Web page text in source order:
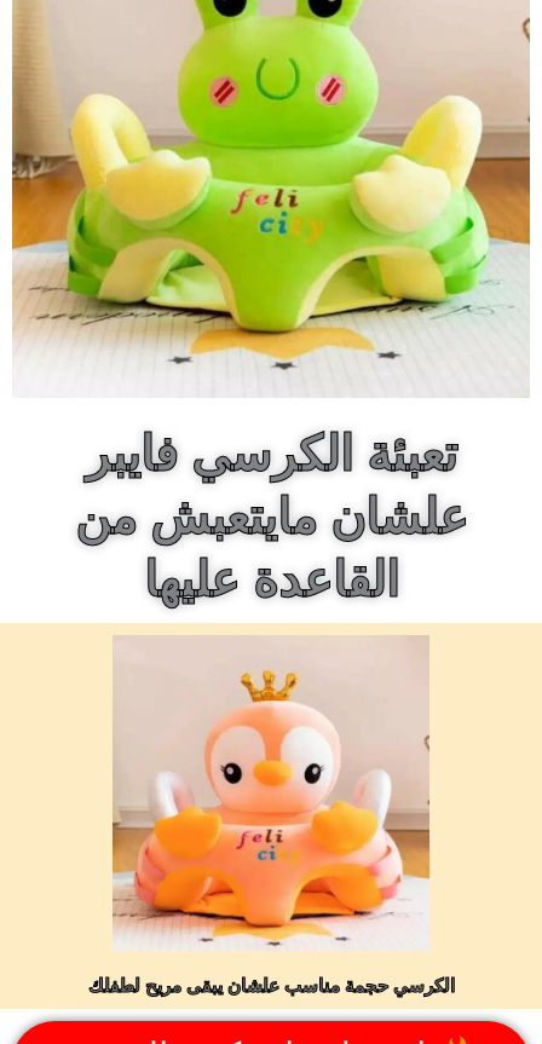
تعبئة الكرسي فايبر
علشان مايتعبش من
القاعدة عليها
الكرسي حجمة مناسب علشان يبقى مريح لطفلك